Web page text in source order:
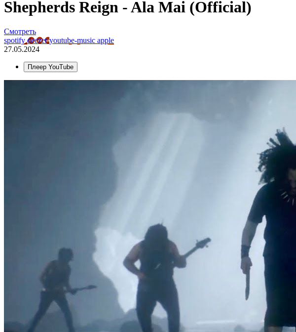
Shepherds Reign - Ala Mai (Official)
Смотреть
spotifydeezeryoutube-music apple
27.05.2024
Плеер YouTube